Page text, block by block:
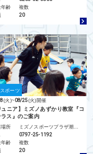
年齢
複数
20
ポーツ
(火)~08/25(火)開催
ュニア】ミズノあずかり教室『コ
ラス』のご案内
場所
ミズノスポーツプラザ潮芦屋
0797-25-1192
年齢
複数
20